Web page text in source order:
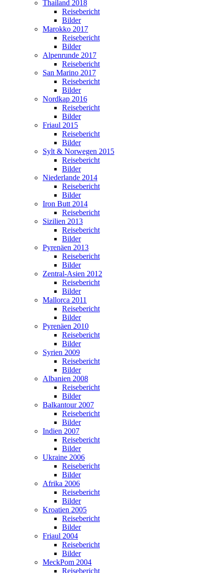
Thailand 2018
Reisebericht
Bilder
Marokko 2017
Reisebericht
Bilder
Alpenrunde 2017
Reisebericht
San Marino 2017
Reisebericht
Bilder
Nordkap 2016
Reisebericht
Bilder
Friaul 2015
Reisebericht
Bilder
Sylt & Norwegen 2015
Reisebericht
Bilder
Niederlande 2014
Reisebericht
Bilder
Iron Butt 2014
Reisebericht
Sizilien 2013
Reisebericht
Bilder
Pyrenäen 2013
Reisebericht
Bilder
Zentral-Asien 2012
Reisebericht
Bilder
Mallorca 2011
Reisebericht
Bilder
Pyrenäen 2010
Reisebericht
Bilder
Syrien 2009
Reisebericht
Bilder
Albanien 2008
Reisebericht
Bilder
Balkantour 2007
Reisebericht
Bilder
Indien 2007
Reisebericht
Bilder
Ukraine 2006
Reisebericht
Bilder
Afrika 2006
Reisebericht
Bilder
Kroatien 2005
Reisebericht
Bilder
Friaul 2004
Reisebericht
Bilder
MeckPom 2004
Reisebericht